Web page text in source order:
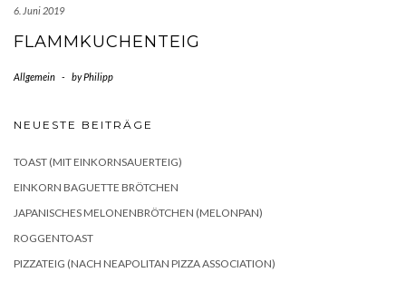
6. Juni 2019
FLAMMKUCHENTEIG
Allgemein - byPhilipp
NEUESTE BEITRÄGE
TOAST (MIT EINKORNSAUERTEIG)
EINKORN BAGUETTE BRÖTCHEN
JAPANISCHES MELONENBRÖTCHEN (MELONPAN)
ROGGENTOAST
PIZZATEIG (NACH NEAPOLITAN PIZZA ASSOCIATION)